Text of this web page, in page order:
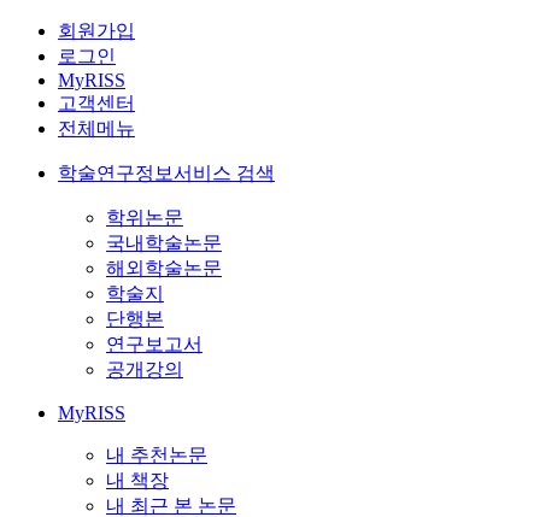
회원가입
로그인
MyRISS
고객센터
전체메뉴
학술연구정보서비스 검색
학위논문
국내학술논문
해외학술논문
학술지
단행본
연구보고서
공개강의
MyRISS
내 추천논문
내 책장
내 최근 본 논문